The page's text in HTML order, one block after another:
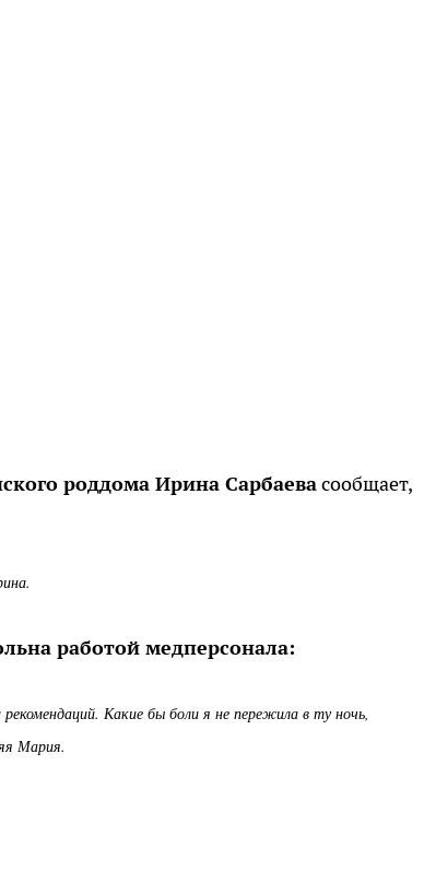
роддома Ирина Сарбаевасообщает,
работой медперсонала:
Какие бы боли я не пережила в ту ночь,
Мария.